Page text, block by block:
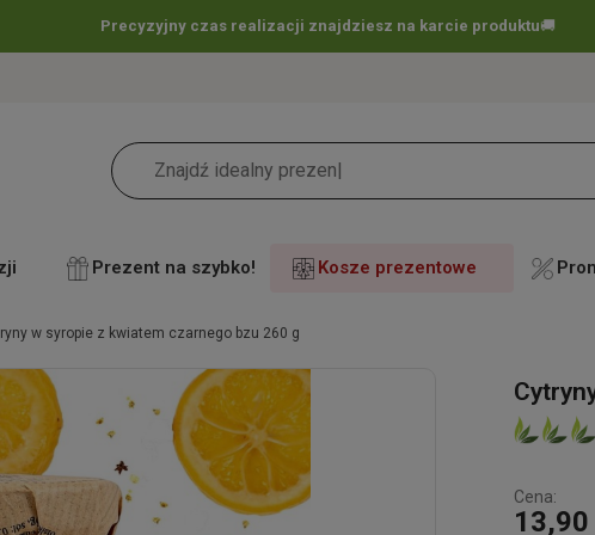
Darmowa dostawa jużod 60 zł !🚚
Prezent na szybko! Kosze prezentowe
w syropie z kwiatem czarnego bzu 260 g
Cena:
13,90